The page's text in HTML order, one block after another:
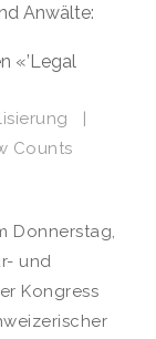
Anwälte:
«’Legal
|
Counts
Donnerstag,
und
Kongress